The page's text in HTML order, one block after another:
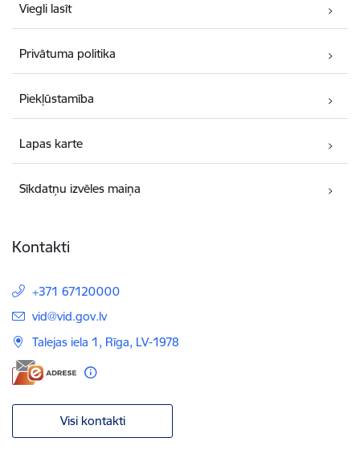
Viegli lasīt
Privātuma politika
Piekļūstamība
Lapas karte
Sīkdatņu izvēles maiņa
Kontakti
+371 67120000
E-pasts:
vid@vid.gov.lv
Talejas iela 1, Rīga, LV-1978
Visi kontakti